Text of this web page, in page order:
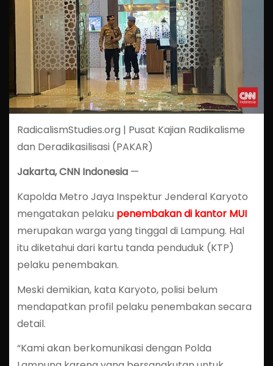
RadicalismStudies.org | Pusat Kajian Radikalisme
dan Deradikasilisasi (PAKAR)
Jakarta, CNN Indonesia—
Kapolda Metro Jaya Inspektur Jenderal Karyoto
mengatakan pelaku penembakan di kantor MUI
merupakan warga yang tinggal di Lampung. Hal
itu diketahui dari kartu tanda penduduk (KTP)
pelaku penembakan.
Meski demikian, kata Karyoto, polisi belum
mendapatkan profil pelaku penembakan secara
detail.
“Kami akan berkomunikasi dengan Polda